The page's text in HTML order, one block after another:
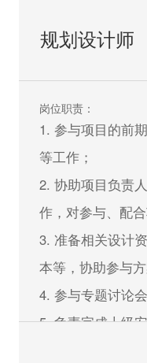
OFFICE、SU 等
5. 具备较好的方
规划设计师
岗位职责：
1. 参与项目的前
等工作；
2. 协助项目负责
作，对参与、配
3. 准备相关设计
本等，协助参与
4. 参与专题讨论
5. 负责完成上级